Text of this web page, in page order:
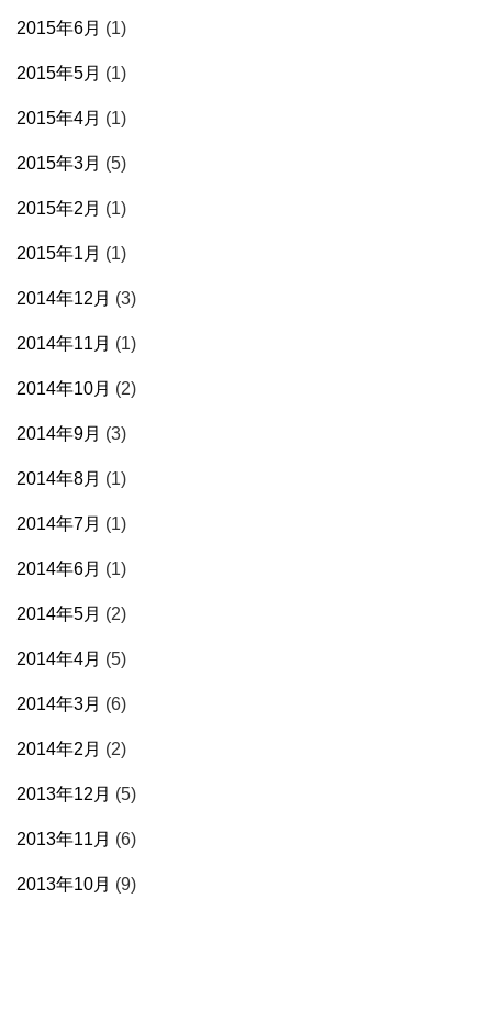
2015年6月 (1)
2015年5月 (1)
2015年4月 (1)
2015年3月 (5)
2015年2月 (1)
2015年1月 (1)
2014年12月 (3)
2014年11月 (1)
2014年10月 (2)
2014年9月 (3)
2014年8月 (1)
2014年7月 (1)
2014年6月 (1)
2014年5月 (2)
2014年4月 (5)
2014年3月 (6)
2014年2月 (2)
2013年12月 (5)
2013年11月 (6)
2013年10月 (9)